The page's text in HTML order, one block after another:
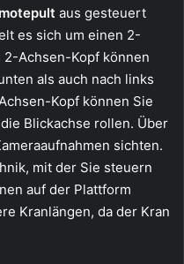
aus gesteuert
es sich um einen 2-
Achsen-Kopf können
als auch nach links
Kopf können Sie
Blickachse rollen. Über
sichten.
mit der Sie steuern
auf der Plattform
Kranlängen, da der Kran